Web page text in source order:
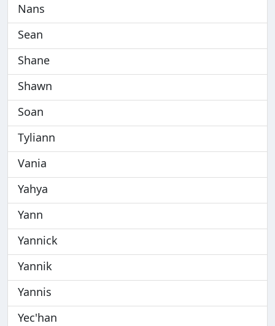
Nans
Sean
Shane
Shawn
Soan
Tyliann
Vania
Yahya
Yann
Yannick
Yannik
Yannis
Yec'han